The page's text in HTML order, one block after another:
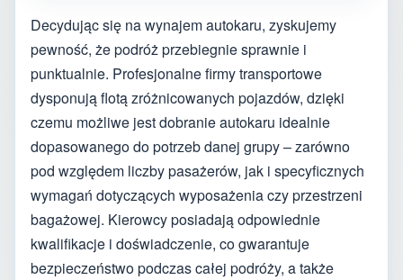
Decydując się na wynajem autokaru, zyskujemy
pewność, że podróż przebiegnie sprawnie i
punktualnie. Profesjonalne firmy transportowe
dysponują flotą zróżnicowanych pojazdów, dzięki
czemu możliwe jest dobranie autokaru idealnie
dopasowanego do potrzeb danej grupy – zarówno
pod względem liczby pasażerów, jak i specyficznych
wymagań dotyczących wyposażenia czy przestrzeni
bagażowej. Kierowcy posiadają odpowiednie
kwalifikacje i doświadczenie, co gwarantuje
bezpieczeństwo podczas całej podróży, a także